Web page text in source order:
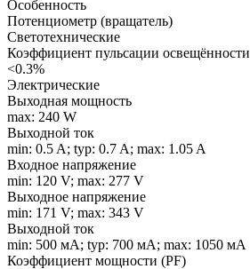
Особенность
Потенциометр (вращатель)
Светотехнические
Коэффициент пульсации освещённости
<0.3%
Электрические
Выходная мощность
max: 240 W
Выходной ток
min: 0.5 A; typ: 0.7 A; max: 1.05 A
Входное напряжение
min: 120 V; max: 277 V
Выходное напряжение
min: 171 V; max: 343 V
Выходной ток
min: 500 мA; typ: 700 мA; max: 1050 мA
Коэффициент мощности (PF)